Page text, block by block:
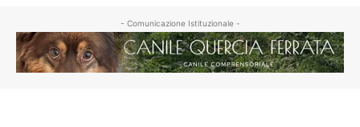
- Comunicazione Istituzionale -